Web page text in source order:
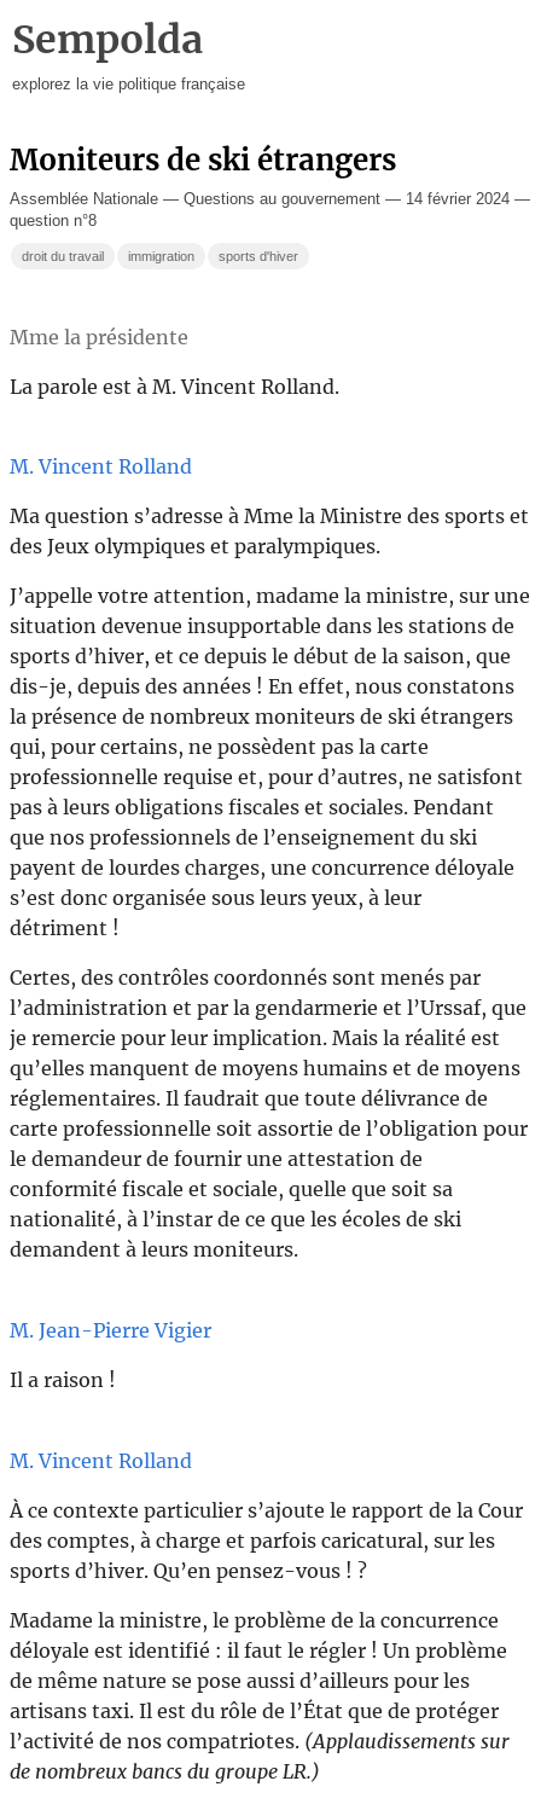
Sempolda
explorez la vie politique française
Moniteurs de ski étrangers
Assemblée Nationale — Questions au gouvernement — 14 février 2024 —
question n°8
droit du travail immigration sports d'hiver
Mme la présidente
La parole est à M. Vincent Rolland.
M. Vincent Rolland
Ma question s’adresse à Mme la Ministre des sports et
des Jeux olympiques et paralympiques.
J’appelle votre attention, madame la ministre, sur une
situation devenue insupportable dans les stations de
sports d’hiver, et ce depuis le début de la saison, que
dis-je, depuis des années ! En effet, nous constatons
la présence de nombreux moniteurs de ski étrangers
qui, pour certains, ne possèdent pas la carte
professionnelle requise et, pour d’autres, ne satisfont
pas à leurs obligations fiscales et sociales. Pendant
que nos professionnels de l’enseignement du ski
payent de lourdes charges, une concurrence déloyale
s’est donc organisée sous leurs yeux, à leur
détriment !
Certes, des contrôles coordonnés sont menés par
l’administration et par la gendarmerie et l’Urssaf, que
je remercie pour leur implication. Mais la réalité est
qu’elles manquent de moyens humains et de moyens
réglementaires. Il faudrait que toute délivrance de
carte professionnelle soit assortie de l’obligation pour
le demandeur de fournir une attestation de
conformité fiscale et sociale, quelle que soit sa
nationalité, à l’instar de ce que les écoles de ski
demandent à leurs moniteurs.
M. Jean-Pierre Vigier
Il a raison !
M. Vincent Rolland
À ce contexte particulier s’ajoute le rapport de la Cour
des comptes, à charge et parfois caricatural, sur les
sports d’hiver. Qu’en pensez-vous ! ?
Madame la ministre, le problème de la concurrence
déloyale est identifié : il faut le régler ! Un problème
de même nature se pose aussi d’ailleurs pour les
artisans taxi. Il est du rôle de l’État que de protéger
l’activité de nos compatriotes. (Applaudissements sur
de nombreux bancs du groupe LR.)